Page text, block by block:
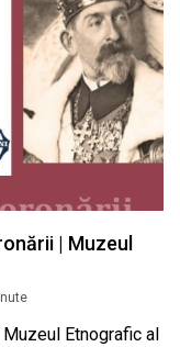
| Muzeul
Etnografic al